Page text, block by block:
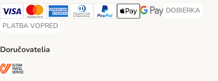
Visa Payment Method
Mastercard Payment Method
American Express Payment Method
Diners Club Payment Method
PayPal Payment Method
Apple Pay Payment Method
Google Pay Payment
DOBIERKA
DOBIERKA
PLATBA VOPRED
PLATBA VOPRED Payment Method
Doručovatelia